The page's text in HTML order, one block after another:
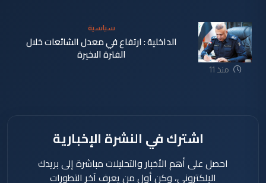
منذ 11
سياسية
الداخلية : ارتفاع في معدل الشائعات خلال
الفترة الاخيرة
اشترك في النشرة الإخبارية
احصل على أهم الأخبار والتحليلات مباشرة إلى بريدك
الإلكتروني، وكن أول من يعرف آخر التطورات